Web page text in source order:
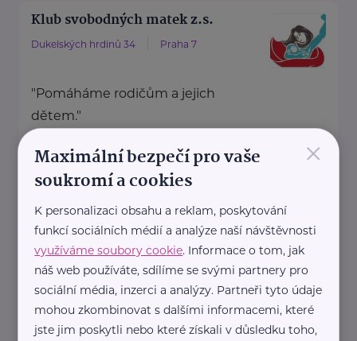
Klub svobodných matek z.s.
Dukelských hrdinů 34 Praha 7
"Pomáháme rodičům a jejich
dětem."
poskytujeme finanční, materiální,
odbornou právní ...
https://www.klubsvobodnychmatek.cz/
+420 800 995 511
info@klubsvobodnychmatek.cz
×
Maximální bezpečí pro vaše
soukromí a cookies
K personalizaci obsahu a reklam, poskytování
funkcí sociálních médií a analýze naší návštěvnosti
využíváme soubory cookie. Informace o tom, jak
náš web používáte, sdílíme se svými partnery pro
sociální média, inzerci a analýzy. Partneři tyto údaje
mohou zkombinovat s dalšími informacemi, které
jste jim poskytli nebo které získali v důsledku toho,